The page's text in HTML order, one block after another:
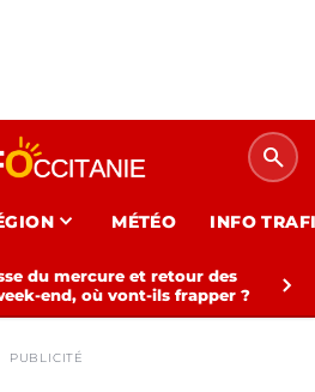
search
expand_more MÉTÉO INFO
du mercure et retour des
end, où vont-ils frapper ?
chevron_right
PUBLICITÉ